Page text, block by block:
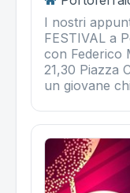
I nostri
FESTIVAL a
con Federico
21,30 Piazza
un giovane